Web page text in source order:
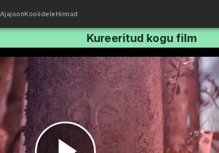
AjajoonKoolidele Hinnad
Kureeritud kogu film
Esita